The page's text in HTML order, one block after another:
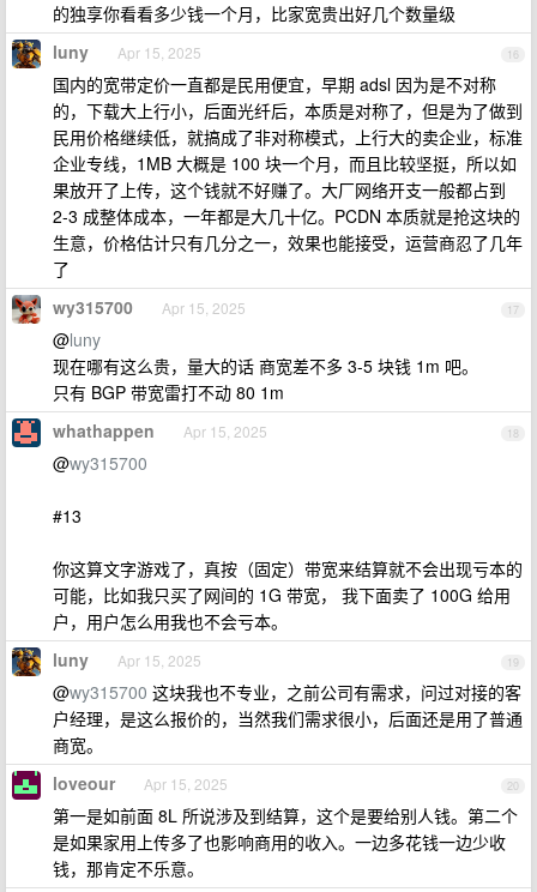
的独享你看看多少钱一个月，比家宽贵出好几个数量级
16
luny Apr 15, 2025
国内的宽带定价一直都是民用便宜，早期 adsl 因为是不对称
的，下载大上行小，后面光纤后，本质是对称了，但是为了做到
民用价格继续低，就搞成了非对称模式，上行大的卖企业，标准
企业专线，1MB 大概是 100 块一个月，而且比较坚挺，所以如
果放开了上传，这个钱就不好赚了。大厂网络开支一般都占到
2-3 成整体成本，一年都是大几十亿。PCDN 本质就是抢这块的
生意，价格估计只有几分之一，效果也能接受，运营商忍了几年
了
17
wy315700 Apr 15, 2025
@luny
现在哪有这么贵，量大的话 商宽差不多 3-5 块钱 1m 吧。
只有 BGP 带宽雷打不动 80 1m
18
whathappen Apr 15, 2025
@wy315700
#13
你这算文字游戏了，真按（固定）带宽来结算就不会出现亏本的
可能，比如我只买了网间的 1G 带宽， 我下面卖了 100G 给用
户，用户怎么用我也不会亏本。
19
luny Apr 15, 2025
@wy315700 这块我也不专业，之前公司有需求，问过对接的客
户经理，是这么报价的，当然我们需求很小，后面还是用了普通
商宽。
20
loveour Apr 15, 2025
第一是如前面 8L 所说涉及到结算，这个是要给别人钱。第二个
是如果家用上传多了也影响商用的收入。一边多花钱一边少收
钱，那肯定不乐意。